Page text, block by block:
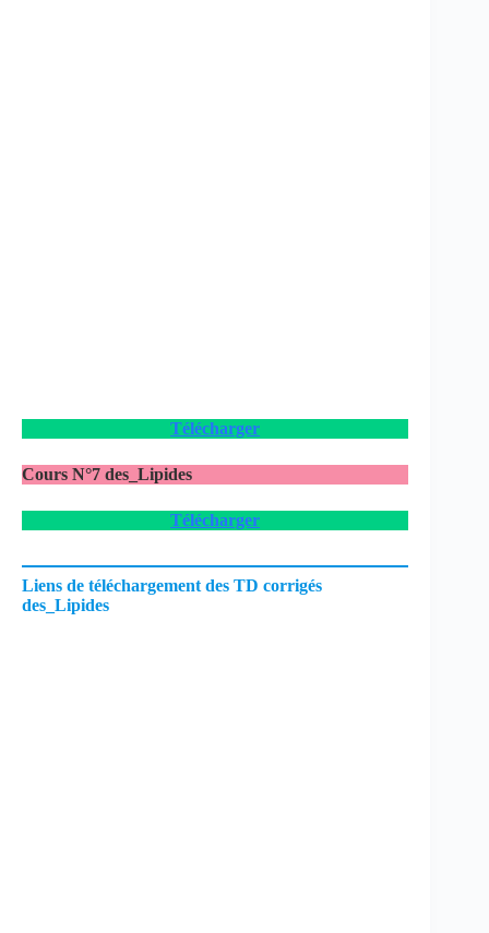
Télécharger
Cours N°7 des_Lipides
Télécharger
Liens de téléchargement des TD corrigés
des_Lipides